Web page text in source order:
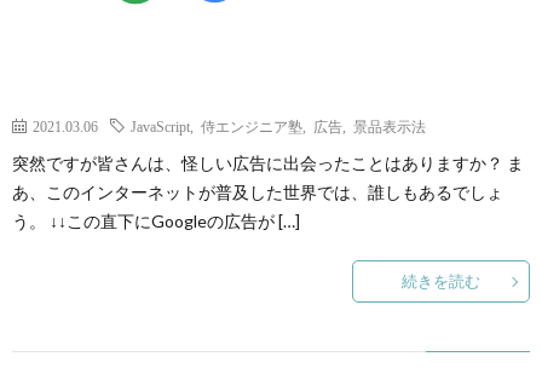
2021.03.06 JavaScript 侍エンジニア塾 広告 景品表示法
突然ですが皆さんは、怪しい広告に出会ったことはありますか？ ま
あ、このインターネットが普及した世界では、誰しもあるでしょ
う。 ↓↓この直下にGoogleの広告が […]
続きを読む